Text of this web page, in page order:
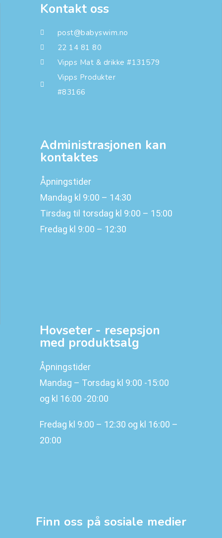
Kontakt oss
post@babyswim.no
22 14 81 80
Vipps Mat & drikke #131579
Vipps Produkter
#83166
Administrasjonen kan
kontaktes
Åpningstider
Mandag kl 9:00 – 14:30
Tirsdag til torsdag kl 9:00 – 15:00
Fredag kl 9:00 – 12:30
Hovseter - resepsjon
med produktsalg
Åpningstider
Mandag – Torsdag kl 9:00 -15:00
og kl 16:00 -20:00
Fredag kl 9:00 – 12:30 og kl 16:00 –
20:00
Finn oss på sosiale medier